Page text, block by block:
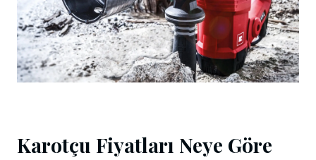
Karotçu Fiyatları Neye Göre